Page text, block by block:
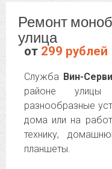
Ремонт
улица
от 299 рублей
Служба Вин-
районе улицы
разнообразные
дома или на
технику,
планшеты.